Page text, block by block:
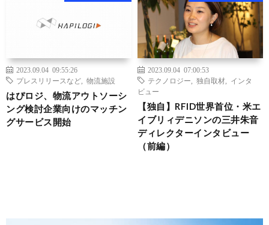
2023.09.04 09:55:26
プレスリリースなど
物流施設
はぴロジ、物流アウトソーシ
ング検討企業向けのマッチン
グサービス開始
2023.09.04 07:00:53
テクノロジー
独自取材
インタ
ビュー
【独自】RFID世界首位・米エ
イブリィデニソンの三井朱音
ディレクターインタビュー
（前編）